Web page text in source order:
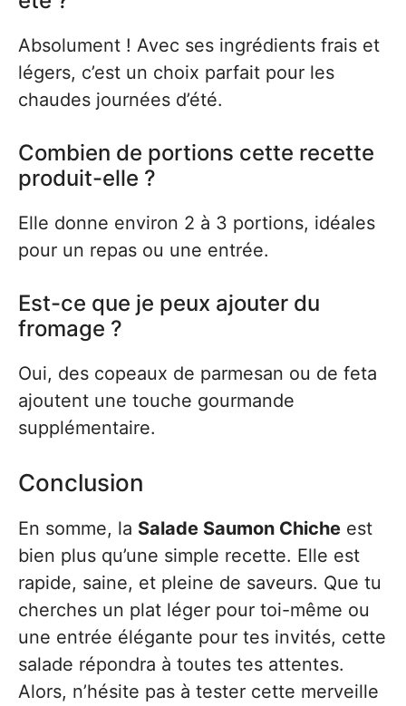
Absolument ! Avec ses ingrédients frais et
légers, c’est un choix parfait pour les
chaudes journées d’été.
Combien de portions cette recette
produit-elle ?
Elle donne environ 2 à 3 portions, idéales
pour un repas ou une entrée.
Est-ce que je peux ajouter du
fromage ?
Oui, des copeaux de parmesan ou de feta
ajoutent une touche gourmande
supplémentaire.
Conclusion
En somme, la Salade Saumon Chiche est
bien plus qu’une simple recette. Elle est
rapide, saine, et pleine de saveurs. Que tu
cherches un plat léger pour toi-même ou
une entrée élégante pour tes invités, cette
salade répondra à toutes tes attentes.
Alors, n’hésite pas à tester cette merveille